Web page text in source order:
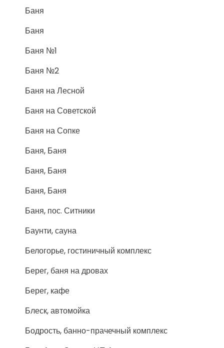
Баня
Баня
Баня №1
Баня №2
Баня на Лесной
Баня на Советской
Баня на Сопке
Баня, Баня
Баня, Баня
Баня, Баня
Баня, пос. Ситники
Баунти, сауна
Белогорье, гостиничный комплекс
Берег, баня на дровах
Берег, кафе
Блеск, автомойка
Бодрость, банно-прачечный комплекс